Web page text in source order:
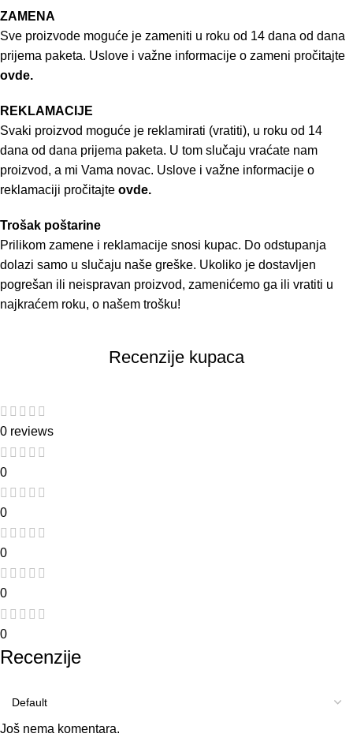
ZAMENA
Sve proizvode moguće je zameniti u roku od 14 dana od dana
prijema paketa. Uslove i važne informacije o zameni pročitajte
ovde.
REKLAMACIJE
Svaki proizvod moguće je reklamirati (vratiti), u roku od 14
dana od dana prijema paketa. U tom slučaju vraćate nam
proizvod, a mi Vama novac. Uslove i važne informacije o
reklamaciji pročitajte ovde.
Trošak poštarine
Prilikom zamene i reklamacije snosi kupac. Do odstupanja
dolazi samo u slučaju naše greške. Ukoliko je dostavljen
pogrešan ili neispravan proizvod, zamenićemo ga ili vratiti u
najkraćem roku, o našem trošku!
Recenzije kupaca
0 reviews
0
0
0
0
0
Recenzije
Još nema komentara.